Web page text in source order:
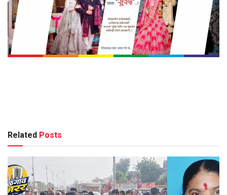
Related Posts